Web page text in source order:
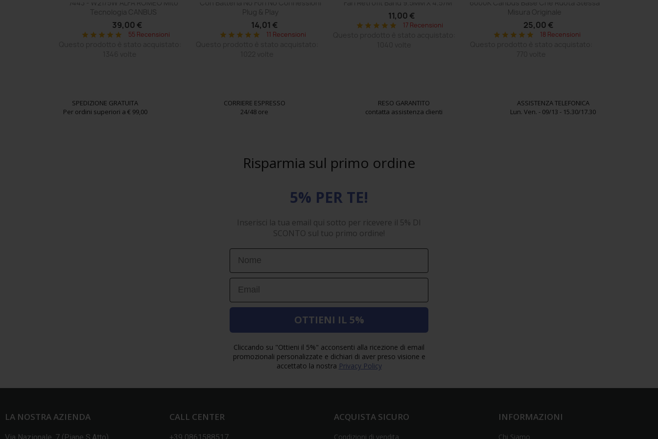
7443 - W21/5W ALFA ROMEO Mito
Tecnologia CANBUS
39,00 €
star star star star star 55 Recensioni
Con Batteria No Fori No Connessioni
Plug & Play
14,01 €
star star star star star 11 Recensioni
Fari Retrofit Band 9.5MM X 4.57M
11,00 €
star star star star star 17 Recensioni
6000K Canbus Base Che Ruota Stessa
Misura Originale
25,00 €
star star star star star 18 Recensioni
SPEDIZIONE GRATUITA
Per ordini superiori a € 99,00
CORRIERE ESPRESSO
24/48 ore
RESO GARANTITO
contatta assistenza clienti
ASSISTENZA TELEFONICA
Lun. Ven. - 09/13 - 15.30/17.30
Risparmia sul primo ordine
5% PER TE!
Inserisci la tua email qui sotto per ricevere il 5% DI
SCONTO sul tuo primo ordine!
First Name
Email
OTTIENI IL 5%
Cliccando su "Ottieni il 5%" acconsenti alla ricezione di email
promozionali personalizzate e dichiari di aver preso visione e
accettato la nostra Privacy Policy
LA NOSTRA AZIENDA CALL CENTER ACQUISTA SICURO
Condizioni di vendita
INFORMAZIONI
Chi Siamo